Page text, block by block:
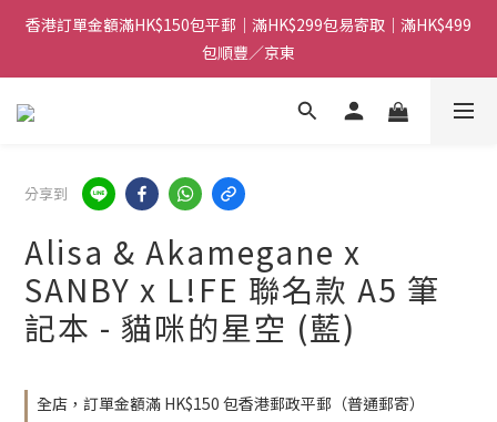
香港訂單金額滿HK$150包平郵｜滿HK$299包易寄取｜滿HK$499
包順豐／京東
香港訂單金額滿HK$150包平郵｜滿HK$299包易寄取｜滿HK$499
包順豐／京東
【網店限定！】指定清貨商品每消費HK$100即享購物金HK$50回
香港訂單金額滿HK$150包平郵｜滿HK$299包易寄取｜滿HK$499
包順豐／京東
分享到
Alisa & Akamegane x
SANBY x L!FE 聯名款 A5 筆
記本 - 貓咪的星空 (藍)
全店，訂單金額滿 HK$150 包香港郵政平郵（普通郵寄）